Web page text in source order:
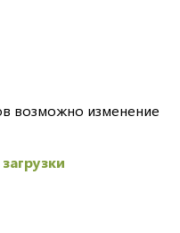
возможно изменение